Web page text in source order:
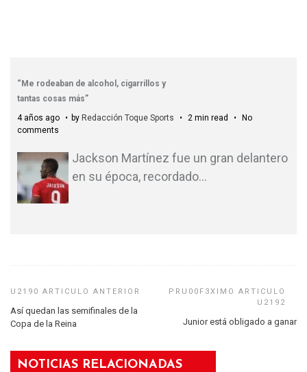
“Me rodeaban de alcohol, cigarrillos y
tantas cosas más”
4 años ago
by Redacción Toque Sports 2 min read
No
comments
Jackson Martínez fue un gran delantero
en su época, recordado…
Así quedan las semifinales de la
Copa de la Reina
Junior está obligado a ganar
NOTICIAS RELACIONADAS